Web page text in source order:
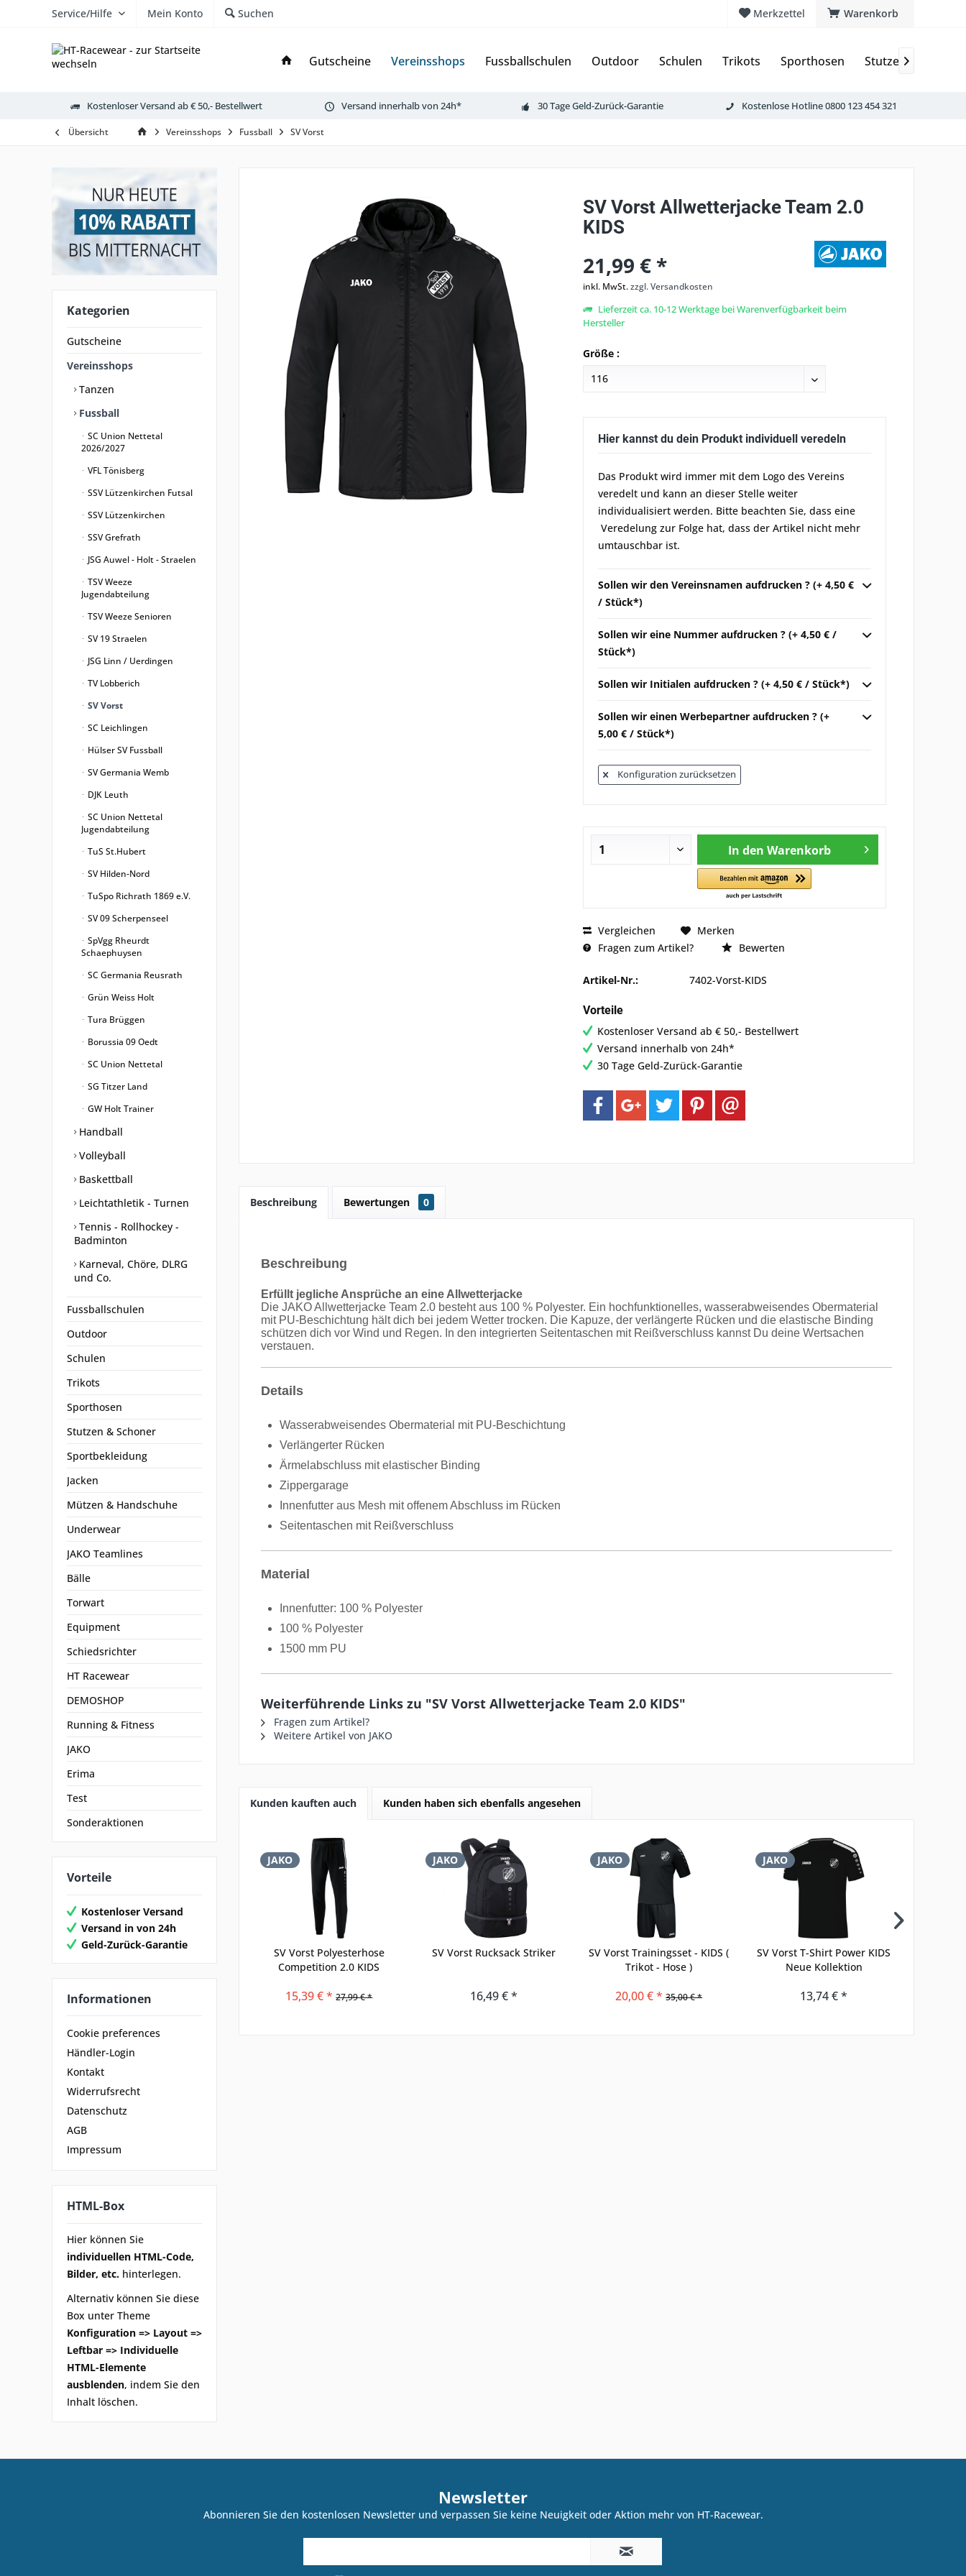
Warenkorb
Merkzettel
Service/Hilfe Mein Konto Suchen
Gutscheine Vereinsshops Fussballschulen Outdoor Schulen Trikots Sporthosen Stutzen & Schoner

Kostenloser Versand ab € 50,- Bestellwert Versand innerhalb von 24h* 30 Tage Geld-Zurück-Garantie Kostenlose Hotline 0800 123 454 321
Übersicht Vereinsshops Fussball SV Vorst
Kategorien
Gutscheine
Vereinsshops
Tanzen
Fussball
SC Union Nettetal
2026/2027
VFL Tönisberg
SSV Lützenkirchen Futsal
SSV Lützenkirchen
SSV Grefrath
JSG Auwel - Holt - Straelen
TSV Weeze
Jugendabteilung
TSV Weeze Senioren
SV 19 Straelen
JSG Linn / Uerdingen
TV Lobberich
SV Vorst
SC Leichlingen
Hülser SV Fussball
SV Germania Wemb
DJK Leuth
SC Union Nettetal
Jugendabteilung
TuS St.Hubert
SV Hilden-Nord
TuSpo Richrath 1869 e.V.
SV 09 Scherpenseel
SpVgg Rheurdt
Schaephuysen
SC Germania Reusrath
Grün Weiss Holt
Tura Brüggen
Borussia 09 Oedt
SC Union Nettetal
SG Titzer Land
GW Holt Trainer
Handball
Volleyball
Baskettball
Leichtathletik - Turnen
Tennis - Rollhockey -
Badminton
Karneval, Chöre, DLRG
und Co.
Fussballschulen
Outdoor
Schulen
Trikots
Sporthosen
Stutzen & Schoner
Sportbekleidung
Jacken
Mützen & Handschuhe
Underwear
JAKO Teamlines
Bälle
Torwart
Equipment
Schiedsrichter
HT Racewear
DEMOSHOP
Running & Fitness
JAKO
Erima
Test
Sonderaktionen
Vorteile
Kostenloser Versand
Versand in von 24h
Geld-Zurück-Garantie
Informationen
Cookie preferences
Händler-Login
Kontakt
Widerrufsrecht
Datenschutz
AGB
Impressum
HTML-Box
Hier können Sie
individuellen HTML-Code,
Bilder, etc. hinterlegen.
Alternativ können Sie diese
Box unter Theme
Konfiguration => Layout =>
Leftbar => Individuelle
HTML-Elemente
ausblenden, indem Sie den
Inhalt löschen.
SV Vorst Allwetterjacke Team 2.0
KIDS
21,99 € *
inkl. MwSt.zzgl. Versandkosten
Lieferzeit ca. 10-12 Werktage bei Warenverfügbarkeit beim
Hersteller
Größe :
Hier kannst du dein Produkt individuell veredeln
Das Produkt wird immer mit dem Logo des Vereins
veredelt und kann an dieser Stelle weiter
individualisiert werden. Bitte beachten Sie, dass eine
Veredelung zur Folge hat, dass der Artikel nicht mehr
umtauschbar ist.
Sollen wir den Vereinsnamen aufdrucken ? (+ 4,50 €
/ Stück*)
Sollen wir eine Nummer aufdrucken ? (+ 4,50 € /
Stück*)
Sollen wir Initialen aufdrucken ? (+ 4,50 € / Stück*)
Sollen wir einen Werbepartner aufdrucken ? (+
5,00 € / Stück*)
Konfiguration zurücksetzen
In den Warenkorb
Vergleichen
Merken
Fragen zum Artikel?
Bewerten
Artikel-Nr.: 7402-Vorst-KIDS
Vorteile
Kostenloser Versand ab € 50,- Bestellwert
Versand innerhalb von 24h*
30 Tage Geld-Zurück-Garantie
Beschreibung Bewertungen 0
Beschreibung
Erfüllt jegliche Ansprüche an eine Allwetterjacke
Die JAKO Allwetterjacke Team 2.0 besteht aus 100 % Polyester. Ein hochfunktionelles, wasserabweisendes Obermaterial
mit PU-Beschichtung hält dich bei jedem Wetter trocken. Die Kapuze, der verlängerte Rücken und die elastische Binding
schützen dich vor Wind und Regen. In den integrierten Seitentaschen mit Reißverschluss kannst Du deine Wertsachen
verstauen.
Details
Wasserabweisendes Obermaterial mit PU-Beschichtung
Verlängerter Rücken
Ärmelabschluss mit elastischer Binding
Zippergarage
Innenfutter aus Mesh mit offenem Abschluss im Rücken
Seitentaschen mit Reißverschluss
Material
Innenfutter: 100 % Polyester
100 % Polyester
1500 mm PU
Weiterführende Links zu "SV Vorst Allwetterjacke Team 2.0 KIDS"
Fragen zum Artikel?
Weitere Artikel von JAKO
Kunden kauften auch Kunden haben sich ebenfalls angesehen
JAKO
SV Vorst Polyesterhose
Competition 2.0 KIDS
15,39 € * 27,99 € *
JAKO
SV Vorst Rucksack Striker
16,49 € *
JAKO
SV Vorst Trainingsset - KIDS (
Trikot - Hose )
20,00 € * 35,00 € *
JAKO
SV Vorst T-Shirt Power KIDS
Neue Kollektion
13,74 € *
Newsletter
Abonnieren Sie den kostenlosen Newsletter und verpassen Sie keine Neuigkeit oder Aktion mehr von HT-Racewear.